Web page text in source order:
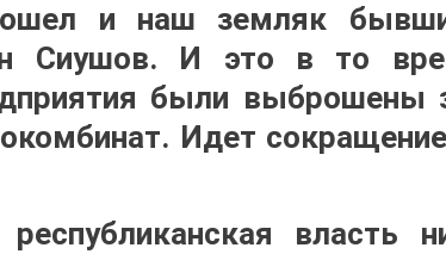
и наш земляк
Сиушов. И это в то
были выброшены
Идет
власть